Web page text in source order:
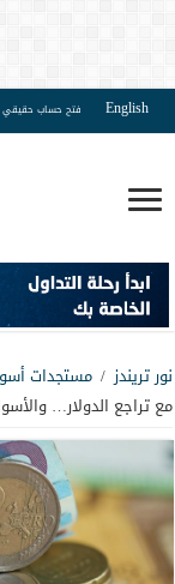
English فتح حساب حقيقي
نور تريندز / مستجدات
مع تراجع الدولار…